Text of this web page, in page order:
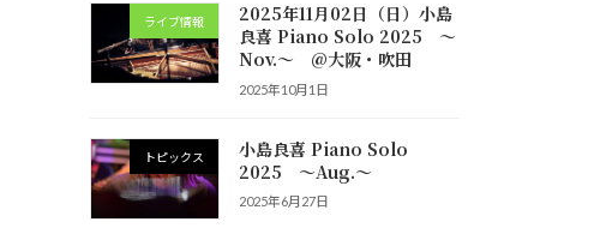
ライブ情報
2025年11月02日（日）小島
良喜 Piano Solo 2025 ～
Nov.～ @大阪・吹田
2025年10月1日
トピックス
小島良喜 Piano Solo
2025 ～Aug.～
2025年6月27日